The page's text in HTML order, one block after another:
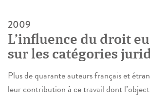
2009
L’influence du droit
sur les catégories
droit public
Plus de quarante auteurs français et
leur contribution à ce travail dont